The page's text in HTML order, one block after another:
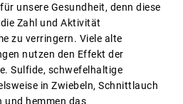
unsere Gesundheit, denn diese
Zahl und Aktivität
zu verringern. Viele alte
nutzen den Effekt der
Sulfide, schwefelhaltige
in Zwiebeln, Schnittlauch
und hemmen das